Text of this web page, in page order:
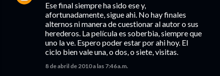
Ese final siempre ha sido ese y,
afortunadamente, sigue ahi. No hay finales
alternos ni manera de cuestionar al autor o sus
herederos. La película es soberbia, siempre que
uno la ve. Espero poder estar por ahi hoy. El
ciclo bien vale una, o dos, o siete, visitas.
8 de abril de 2010 a las 7:46 a.m.